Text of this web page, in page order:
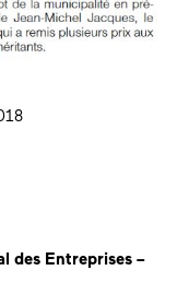
des Entreprises –